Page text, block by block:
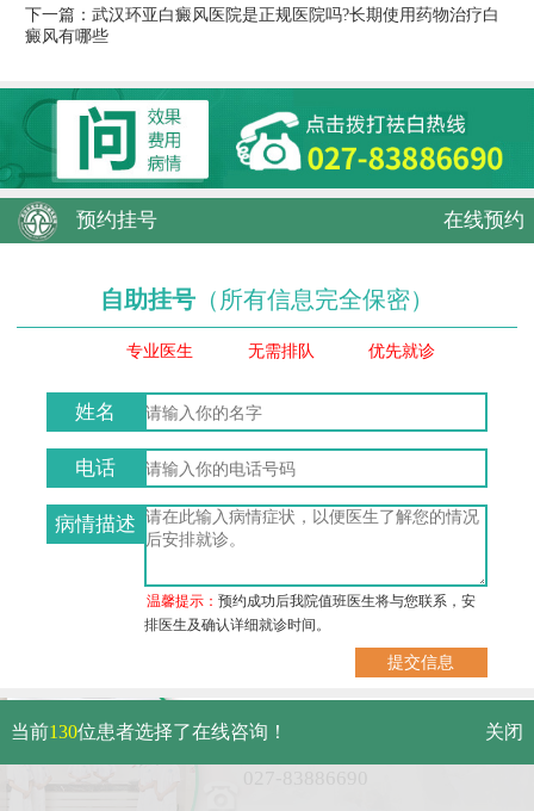
下一篇： 武汉环亚白癜风医院是正规医院吗?长期使用药物治疗白
癜风有哪些
预约挂号 在线预约
自助挂号 （所有信息完全保密）
专业医生 无需排队 优先就诊
姓名
电话
病情描述
温馨提示：预约成功后我院值班医生将与您联系，安
排医生及确认详细就诊时间。
武汉市硚口区解放大道479号
免费电话：
当前130位患者选择了在线咨询！ 关闭